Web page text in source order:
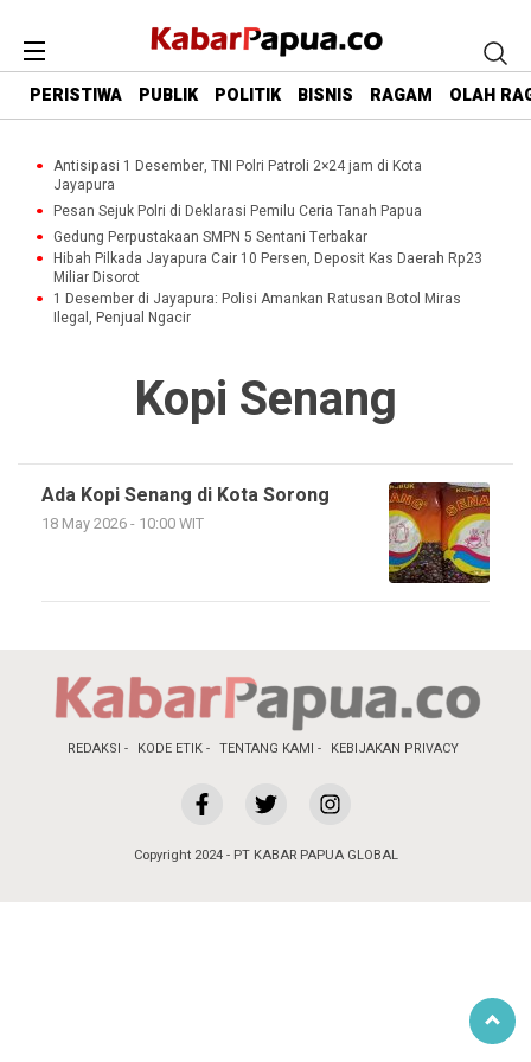
PERISTIWA PUBLIK POLITIK BISNIS RAGAM OLAH
Antisipasi 1 Desember, TNI Polri Patroli 2×24 jam di Kota
Jayapura
Pesan Sejuk Polri di Deklarasi Pemilu Ceria Tanah Papua
Gedung Perpustakaan SMPN 5 Sentani Terbakar
Hibah Pilkada Jayapura Cair 10 Persen, Deposit Kas Daerah Rp23
Miliar Disorot
1 Desember di Jayapura: Polisi Amankan Ratusan Botol Miras
Ilegal, Penjual Ngacir
Kopi Senang
Ada Kopi Senang di Kota Sorong
18 May 2026 - 10:00 WIT
REDAKSI KODE ETIK TENTANG KAMI KEBIJAKAN PRIVACY
Copyright 2024 - PT KABAR PAPUA GLOBAL